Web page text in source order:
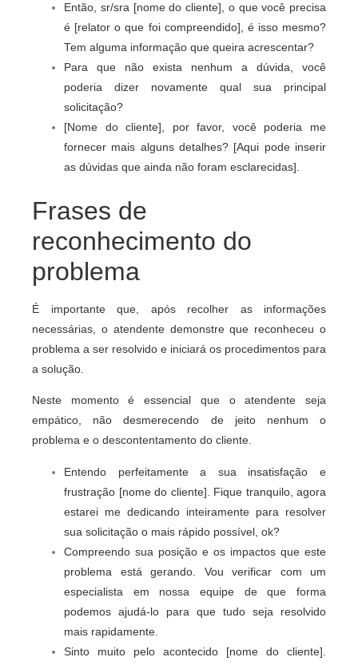
Então, sr/sra [nome do cliente], o que você precisa
é [relator o que foi compreendido], é isso mesmo?
Tem alguma informação que queira acrescentar?
Para que não exista nenhum a dúvida, você
poderia dizer novamente qual sua principal
solicitação?
[Nome do cliente], por favor, você poderia me
fornecer mais alguns detalhes? [Aqui pode inserir
as dúvidas que ainda não foram esclarecidas].
Frases de
reconhecimento do
problema
É importante que, após recolher as informações
necessárias, o atendente demonstre que reconheceu o
problema a ser resolvido e iniciará os procedimentos para
a solução.
Neste momento é essencial que o atendente seja
empático, não desmerecendo de jeito nenhum o
problema e o descontentamento do cliente.
Entendo perfeitamente a sua insatisfação e
frustração [nome do cliente]. Fique tranquilo, agora
estarei me dedicando inteiramente para resolver
sua solicitação o mais rápido possível, ok?
Compreendo sua posição e os impactos que este
problema está gerando. Vou verificar com um
especialista em nossa equipe de que forma
podemos ajudá-lo para que tudo seja resolvido
mais rapidamente.
Sinto muito pelo acontecido [nome do cliente].